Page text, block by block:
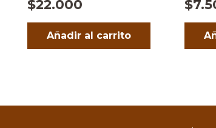
$22.000
Añadir al carrito
$